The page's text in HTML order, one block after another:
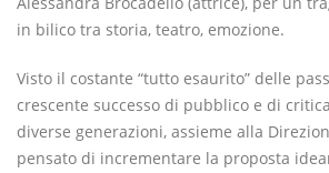
in bilico tra storia, teatro, emozione.
Visto il costante “tutto esaurito” delle
crescente successo di pubblico e di
diverse generazioni, assieme alla
pensato di incrementare la proposta